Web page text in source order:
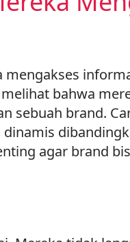
bahwa
sebuah brand.
agar brand